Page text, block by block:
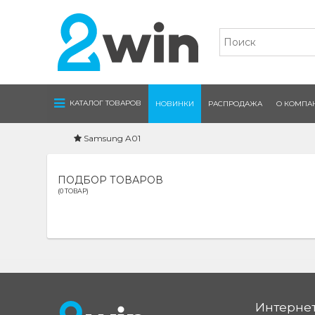
КАТАЛОГ ТОВАРОВ НОВИНКИ РАСПРОДАЖА О
Samsung A01
ПОДБОР ТОВАРОВ
(0 ТОВАР)